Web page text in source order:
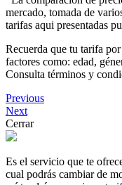
mercado, tomada de
tarifas aqui presentadas
Recuerda que tu tarifa
factores como: edad,
Consulta términos y
Previous
Next
Cerrar
Es el servicio que te
cual podrás cambiar de